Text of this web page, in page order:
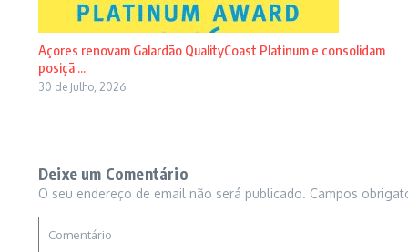
Açores renovam Galardão QualityCoast Platinum e consolidam
posiçã ...
30 de Julho, 2026
Deixe um Comentário
O seu endereço de email não será publicado. Campos